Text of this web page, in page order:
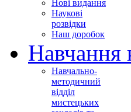
Нові видання
Наукові
розвідки
Наш доробок
Навчання
Навчально-
методичний
відділ
мистецьких